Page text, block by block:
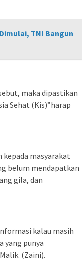
TNI Bangun
maka dipastikan
Sehat (Kis)”harap
kepada masyarakat
belum mendapatkan
gila, dan
kalau masih
yang punya
(Zaini).